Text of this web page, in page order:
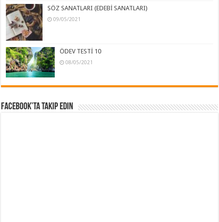
SÖZ SANATLARI (EDEBİ SANATLARI)
09/05/2021
ÖDEV TESTİ 10
08/05/2021
Facebook’ta Takip Edin